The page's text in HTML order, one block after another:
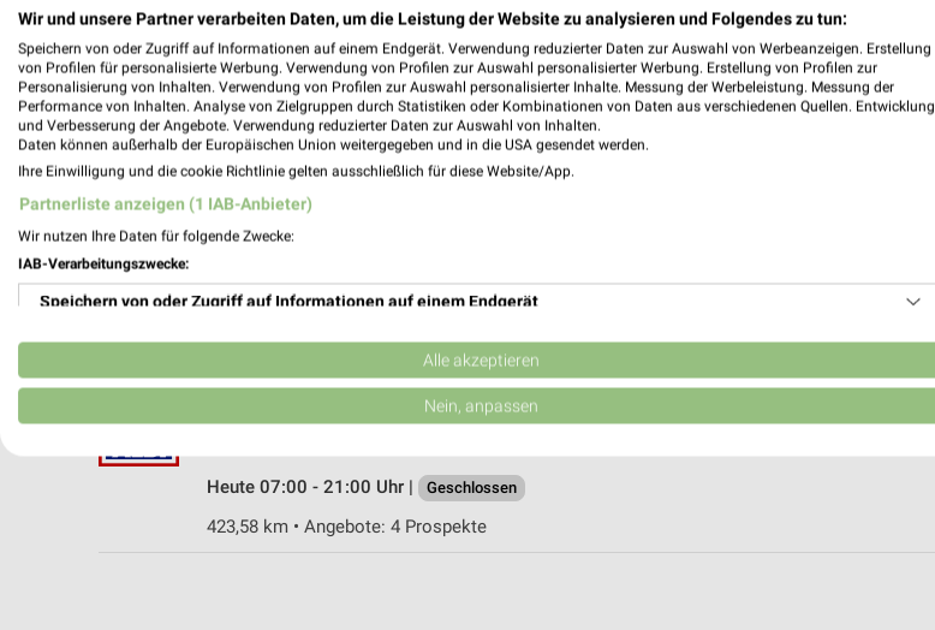
ALDI Nord Dortmund
Bornstraße 160
44145 Dortmund
Heute 07:00 - 20:00 Uhr | Geschlossen
ALDI Nord Dortmund
Joachimstraße 4
Heute 07:00 - 21:00 Uhr |
Geschlossen
423,58 km • Angebote: 4 Prospekte
Wir und unsere Partner verarbeiten Daten, um die Leistung der Website zu analysieren und Folgendes zu tun:
Speichern von oder Zugriff auf Informationen auf einem Endgerät. Verwendung reduzierter Daten zur Auswahl von Werbeanzeigen. Erstellung
von Profilen für personalisierte Werbung. Verwendung von Profilen zur Auswahl personalisierter Werbung. Erstellung von Profilen zur
Personalisierung von Inhalten. Verwendung von Profilen zur Auswahl personalisierter Inhalte. Messung der Werbeleistung. Messung der
Performance von Inhalten. Analyse von Zielgruppen durch Statistiken oder Kombinationen von Daten aus verschiedenen Quellen. Entwicklung
und Verbesserung der Angebote. Verwendung reduzierter Daten zur Auswahl von Inhalten.
Daten können außerhalb der Europäischen Union weitergegeben und in die USA gesendet werden.
Ihre Einwilligung und die cookie Richtlinie gelten ausschließlich für diese Website/App.
Partnerliste anzeigen (1 IAB-Anbieter)
Wir nutzen Ihre Daten für folgende Zwecke:
IAB-Verarbeitungszwecke:
Speichern von oder Zugriff auf Informationen auf einem Endgerät
Verwendung reduzierter Daten zur Auswahl von Werbeanzeigen
Erstellung von Profilen für personalisierte Werbung
Erstellung von Profilen zur Personalisierung von Inhalten
Alle akzeptieren
Nein, anpassen